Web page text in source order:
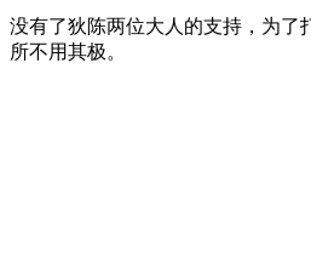
没有了狄陈两位大人的支持，为了
所不用其极。